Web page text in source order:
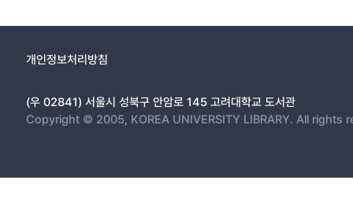
개인정보처리방침
(우 02841) 서울시 성북구 안암로 145 고려대학교 도서관
Copyright © 2005, KOREA UNIVERSITY LIBRARY. All rights